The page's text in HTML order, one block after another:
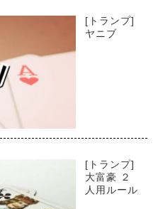
[トランプ]
ヤニブ
[トランプ]
大富豪 ２
人用ルール